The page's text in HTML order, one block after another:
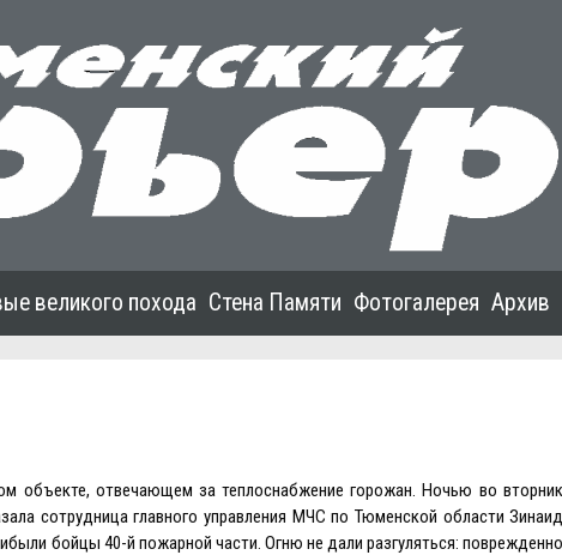
великого похода Стена Памяти Фотогалерея Архив
объекте, отвечающем за теплоснабжение горожан. Ночью во вторник
сотрудница главного управления МЧС по Тюменской области
бойцы 40-й пожарной части. Огню не дали разгуляться: